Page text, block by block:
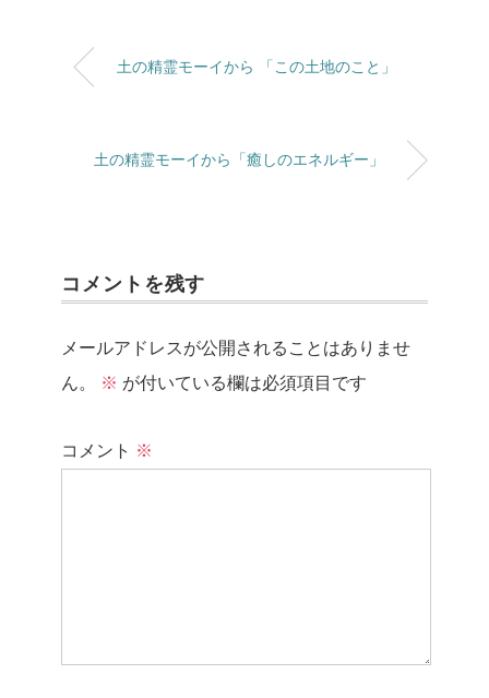
土の精霊モーイから 「この土地のこと」
土の精霊モーイから「癒しのエネルギー」
コメントを残す
メールアドレスが公開されることはありませ
ん。
※ が付いている欄は必須項目です
コメント ※